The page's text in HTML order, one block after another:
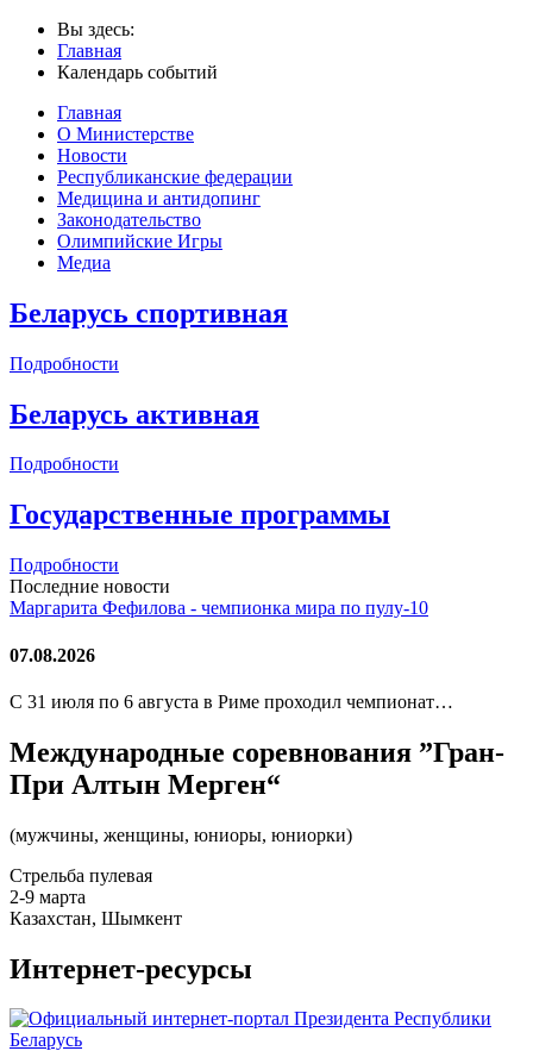
Вы здесь:
Главная
Календарь событий
Главная
О Министерстве
Новости
Республиканские федерации
Медицина и антидопинг
Законодательство
Олимпийские Игры
Медиа
Беларусь спортивная
Подробности
Беларусь активная
Подробности
Государственные программы
Подробности
Последние новости
Маргарита Фефилова - чемпионка мира по пулу-10
07.08.2026
С 31 июля по 6 августа в Риме проходил чемпионат…
Международные соревнования ”Гран-
При Алтын Мерген“
(мужчины, женщины, юниоры, юниорки)
Стрельба пулевая
2-9 марта
Казахстан, Шымкент
Интернет-ресурсы